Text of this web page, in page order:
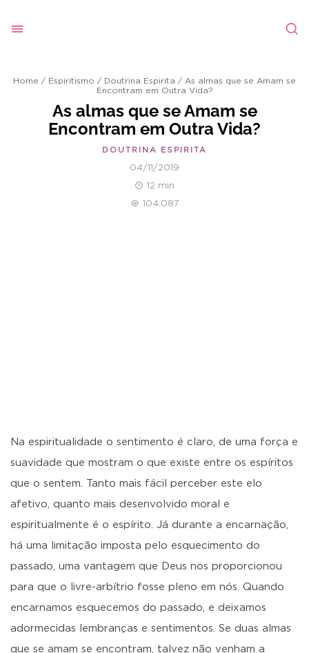
Home / Espiritismo / Doutrina Espirita / As almas que se Amam se
Encontram em Outra Vida?
As almas que se Amam se
Encontram em Outra Vida?
DOUTRINA ESPIRITA
04/11/2019
12 min
104.087
Na espiritualidade o sentimento é claro, de uma força e
suavidade que mostram o que existe entre os espíritos
que o sentem. Tanto mais fácil perceber este elo
afetivo, quanto mais desenvolvido moral e
espiritualmente é o espírito. Já durante a encarnação,
há uma limitação imposta pelo esquecimento do
passado, uma vantagem que Deus nos proporcionou
para que o livre-arbítrio fosse pleno em nós. Quando
encarnamos esquecemos do passado, e deixamos
adormecidas lembranças e sentimentos. Se duas almas
que se amam se encontram, talvez não venham a